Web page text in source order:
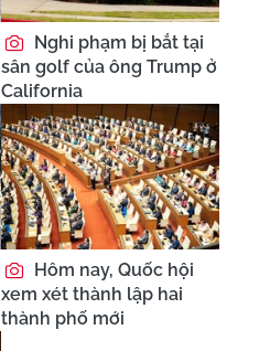
Nghi phạm bị bắt tại
sân golf của ông Trump ở
California
Hôm nay, Quốc hội
xem xét thành lập hai
thành phố mới